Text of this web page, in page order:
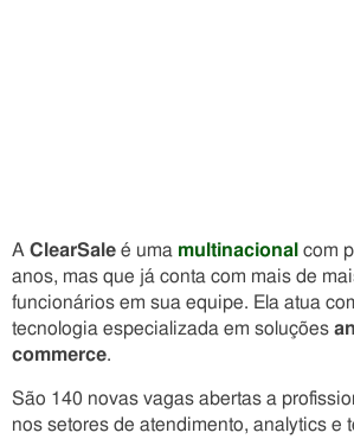
A ClearSale é uma multinacional com
anos, mas que já conta com mais de
funcionários em sua equipe. Ela atua
tecnologia especializada em soluções
commerce.
São 140 novas vagas abertas a
nos setores de atendimento, analytics e